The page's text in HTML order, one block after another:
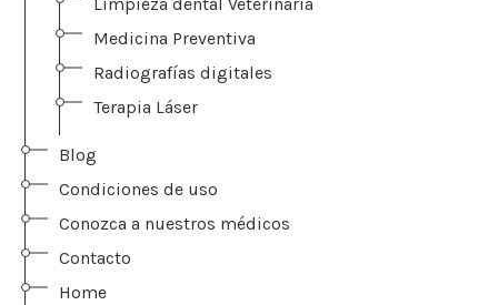
Medicina Preventiva
Radiografías digitales
Terapia Láser
Blog
Condiciones de uso
Conozca a nuestros médicos
Contacto
Home